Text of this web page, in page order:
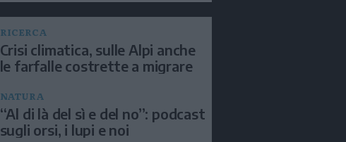
RICERCA
Crisi climatica, sulle Alpi anche
le farfalle costrette a migrare
NATURA
“Al di là del sì e del no”: podcast
sugli orsi, i lupi e noi